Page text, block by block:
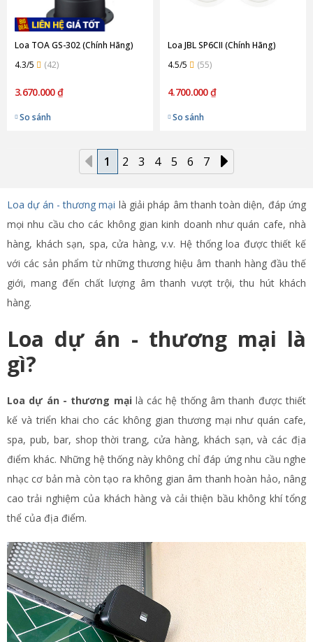
Loa TOA GS-302 (Chính Hãng)
4.3/5
(42)
3.670.000 ₫
So sánh
Loa JBL SP6CII (Chính Hãng)
4.5/5
(55)
4.700.000 ₫
So sánh
1 2 3 4 5 6 7
Loa dự án - thương mại là giải pháp âm thanh toàn diện, đáp ứng
mọi nhu cầu cho các không gian kinh doanh như quán cafe, nhà
hàng, khách sạn, spa, cửa hàng, v.v. Hệ thống loa được thiết kế
với các sản phẩm từ những thương hiệu âm thanh hàng đầu thế
giới, mang đến chất lượng âm thanh vượt trội, thu hút khách
hàng.
Loa dự án - thương mại là
gì?
Loa dự án - thương mại là các hệ thống âm thanh được thiết
kế và triển khai cho các không gian thương mại như quán cafe,
spa, pub, bar, shop thời trang, cửa hàng, khách sạn, và các địa
điểm khác. Những hệ thống này không chỉ đáp ứng nhu cầu nghe
nhạc cơ bản mà còn tạo ra không gian âm thanh hoàn hảo, nâng
cao trải nghiệm của khách hàng và cải thiện bầu không khí tổng
thể của địa điểm.